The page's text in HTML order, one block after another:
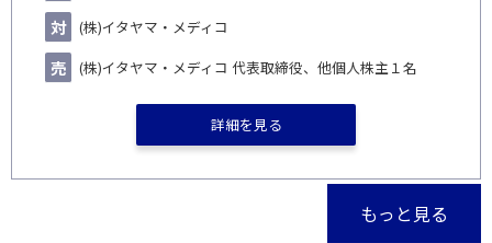
(株)イタヤマ・メディコ
(株)イタヤマ・メディコ 代表取締役、他個人株主１名
詳細を見る
もっと見る